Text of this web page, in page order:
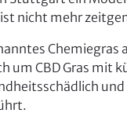
nicht mehr
Chemiegras
um CBD Gras mit